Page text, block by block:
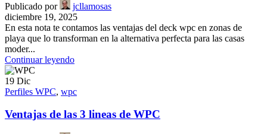
Publicado por
jcllamosas
diciembre 19, 2025
En esta nota te contamos las ventajas del deck wpc en zonas de
playa que lo transforman en la alternativa perfecta para las casas
moder...
Continuar leyendo
19 Dic
Perfiles WPC, wpc
Ventajas de las 3 lineas de WPC